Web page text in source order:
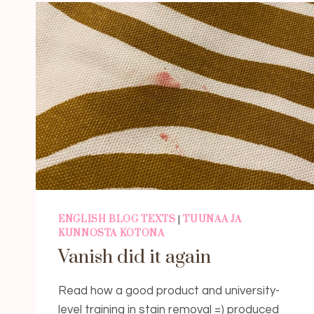
ENGLISH BLOG TEXTS |TUUNAA JA
KUNNOSTA KOTONA
Vanish did it again
Read how a good product and university-
level training in stain removal =) produced